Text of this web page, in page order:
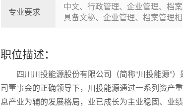
专业要求
中文、行政管理、企业管理、档案
具备文秘、企业管理、档案管理
职位描述：
四川川投能源股份有限公司（简称“川投能源”
司董事会的正确领导下，川投能源通过一系列资产
息产业为辅的发展格局，业已成长为主业稳固、业